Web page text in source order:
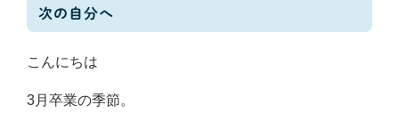
次の自分へ
こんにちは
3月卒業の季節。